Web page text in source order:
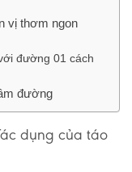
vị thơm ngon
đường 01 cách
đường
dụng của táo